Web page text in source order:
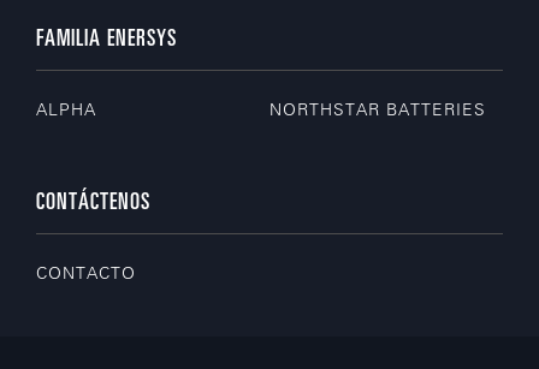
FAMILIA ENERSYS
ALPHA NORTHSTAR BATTERIES
CONTÁCTENOS
CONTACTO